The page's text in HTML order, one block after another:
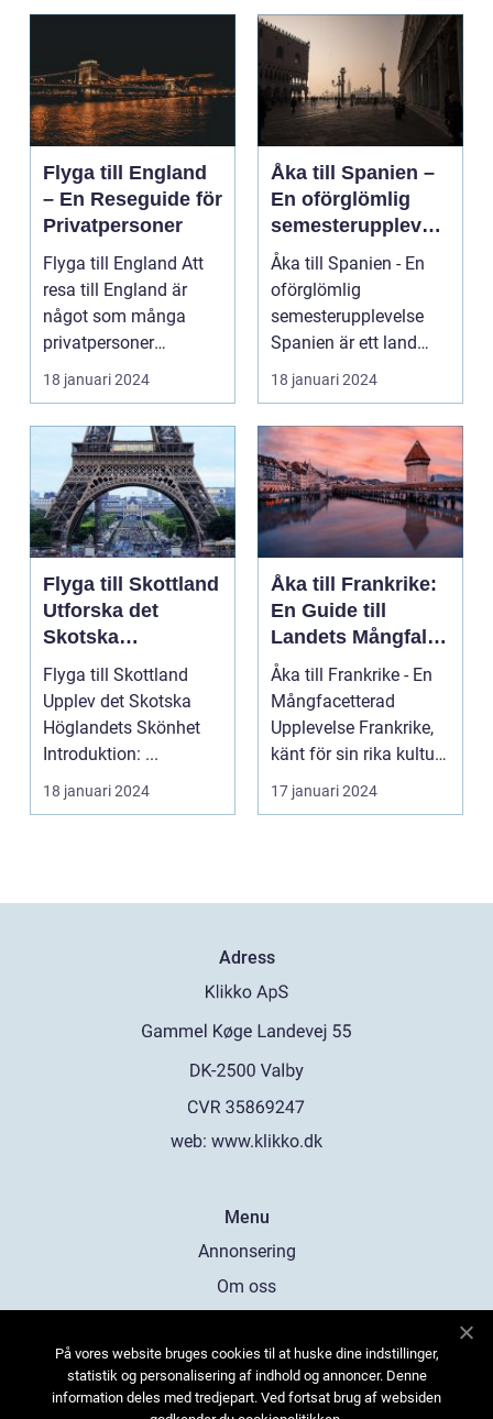
Flyga till England
– En Reseguide för
Privatpersoner
Flyga till England Att
resa till England är
något som många
privatpersoner
drömmer om. Landet
har e...
18 januari 2024
Åka till Spanien –
En oförglömlig
semesterupplevels
e
Åka till Spanien - En
oförglömlig
semesterupplevelse
Spanien är ett land
som lockar miljontals
männ...
18 januari 2024
Flyga till Skottland
Utforska det
Skotska
Höglandets
Skönhet
Flyga till Skottland
Upplev det Skotska
Höglandets Skönhet
Introduktion: ...
18 januari 2024
Åka till Frankrike:
En Guide till
Landets Mångfald
och Attraktioner
Åka till Frankrike - En
Mångfacetterad
Upplevelse Frankrike,
känt för sin rika kultur,
historiska a...
17 januari 2024
Adress
web: www.klikko.dk
Menu
Annonsering
Om oss
Kontakta oss
Sitemap
På vores website bruges cookies til at huske dine indstillinger,
statistik og personalisering af indhold og annoncer. Denne
information deles med tredjepart. Ved fortsat brug af websiden